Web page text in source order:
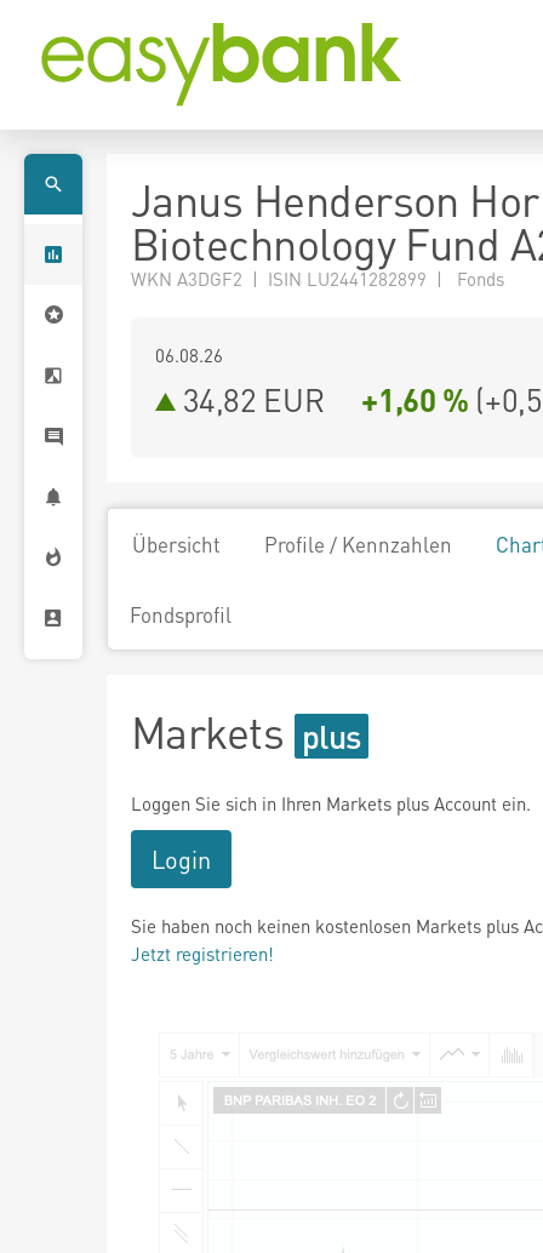
Janus Henderson
Biotechnology Fund
WKN A3DGF2 | ISIN LU2441282899 | Fonds
06.08.26
34,82 EUR +1,60 % (
Übersicht Profile / Kennzahlen
Fondsprofil
Markets
Loggen Sie sich in Ihren Markets plus Account ein.
Login
Sie haben noch keinen kostenlosen Markets plus
Jetzt registrieren!